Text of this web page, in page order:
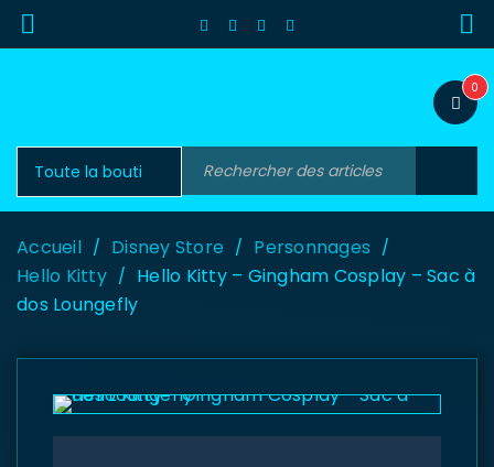
0
Accueil / Disney Store / Personnages /
Hello Kitty / Hello Kitty – Gingham Cosplay – Sac à
dos Loungefly